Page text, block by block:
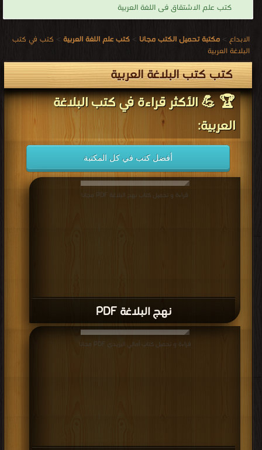
كتب علم الاشتقاق فى اللغة العربية
الابداع > مكتبة تحميل الكتب مجانا > كتب علم اللغة العربية > كتب في كتب
البلاغة العربية
كتب كتب البلاغة العربية
🏆 💪 الأكثر قراءة في كتب البلاغة
العربية:
أفضل كتب في كل المكتبة
نهج البلاغة PDF
قراءة و تحميل كتاب نهج البلاغة PDF مجانا
قراءة و تحميل كتاب أمالي اليزيدي PDF مجانا